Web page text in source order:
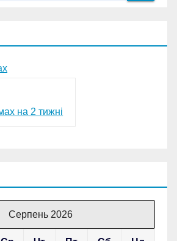
Серпень 2026